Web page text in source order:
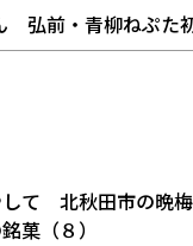
弘前・青柳ねぷた
て 北秋田市の晩
菓（８）